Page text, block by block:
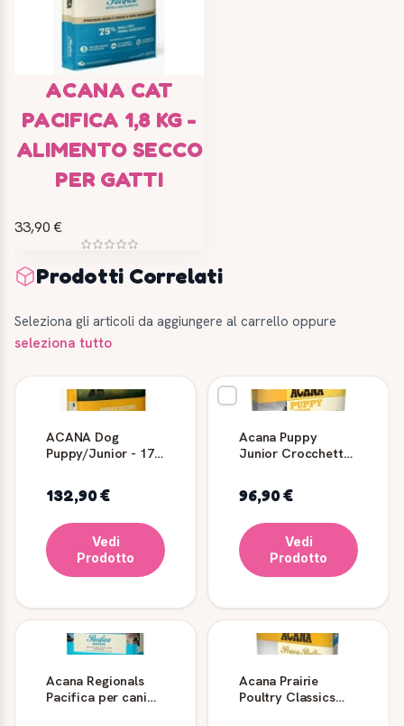
ACANA CAT
PACIFICA 1,8 KG -
ALIMENTO SECCO
PER GATTI
33,90 €
Prodotti Correlati
Seleziona gli articoli da aggiungere al carrello oppure
seleziona tutto
ACANA Dog
Puppy/Junior - 17
132,90 €
Vedi
Prodotto
Acana Puppy
Junior Crocchette
96,90 €
Vedi
Prodotto
Acana Regionals
Pacifica per cani
Acana Prairie
Poultry Classics